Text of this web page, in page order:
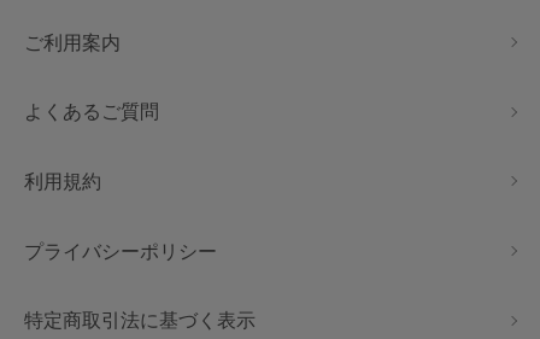
ご利用案内
よくあるご質問
利用規約
プライバシーポリシー
特定商取引法に基づく表示